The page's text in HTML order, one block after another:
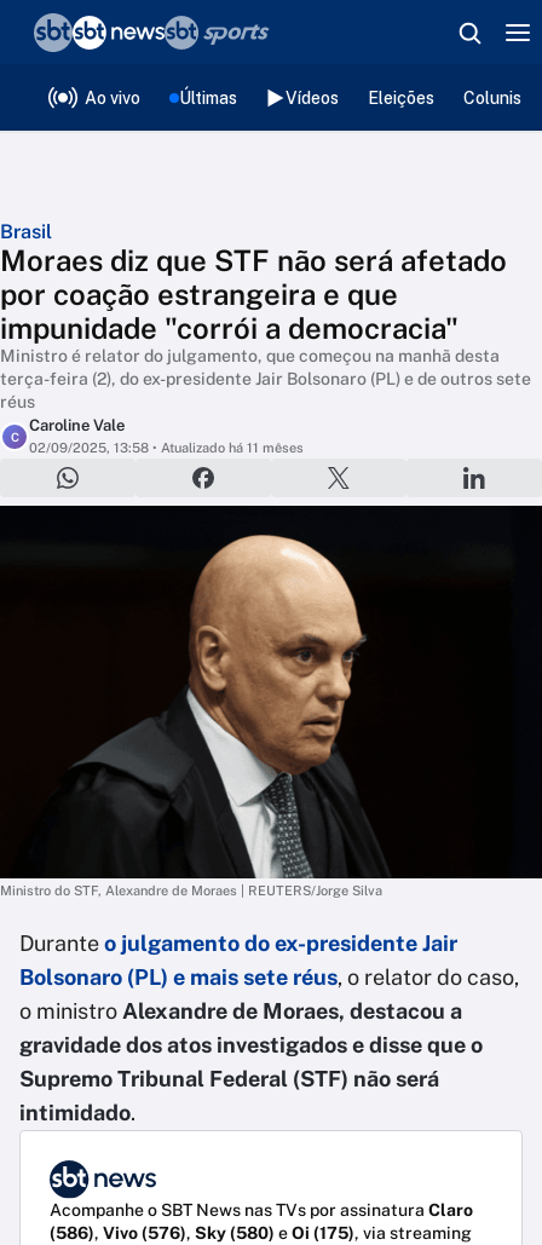
Ao vivo Últimas Vídeos Eleições
Brasil
Moraes diz que STF não será afetado
por coação estrangeira e que
impunidade "corrói a democracia"
Ministro é relator do julgamento, que começou na manhã desta
terça-feira (2), do ex-presidente Jair Bolsonaro (PL) e de outros sete
réus
C
Caroline Vale
02/09/2025, 13:58 • Atualizado há 11 mêses
Ministro do STF, Alexandre de Moraes | REUTERS/Jorge Silva
Duranteo julgamento do ex-presidente Jair
Bolsonaro (PL) e mais sete réus, o relator do caso,
o ministro Alexandre de Moraes, destacou a
gravidade dos atos investigados e disse que o
Supremo Tribunal Federal (STF) não será
intimidado.
Acompanhe o SBT News nas TVs por assinatura Claro
(586), Vivo (576), Sky (580) eOi (175), via streaming
❮voltar
Editorias